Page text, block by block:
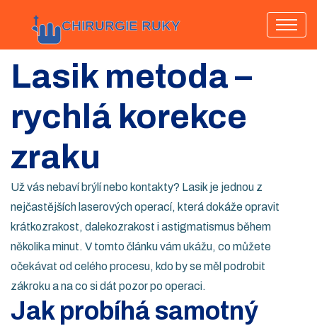
Lasik metoda –
rychlá korekce
zraku
Už vás nebaví brýlí nebo kontakty? Lasik je jednou z
nejčastějších laserových operací, která dokáže opravit
krátkozrakost, dalekozrakost i astigmatismus během
několika minut. V tomto článku vám ukážu, co můžete
očekávat od celého procesu, kdo by se měl podrobit
zákroku a na co si dát pozor po operaci.
Jak probíhá samotný